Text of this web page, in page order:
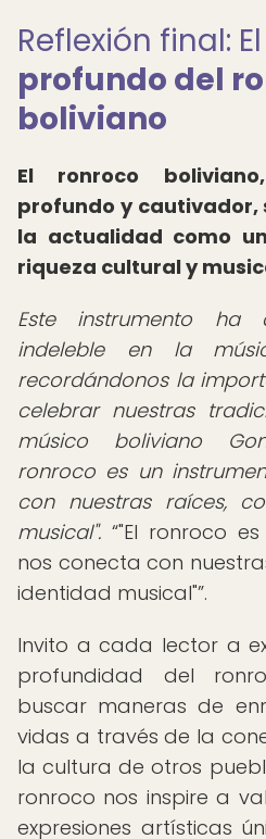
Reflexión final: El
profundo del
boliviano
El ronroco
profundo y cautivador,
la actualidad como
riqueza cultural y
Este instrumento ha
indeleble en la
recordándonos la
celebrar nuestras
músico boliviano
ronroco es un
con nuestras raíces,
musical".
"El ronroco
nos conecta con
identidad musical" .
Invito a cada lector a
profundidad del
buscar maneras de
vidas a través de la
la cultura de otros
ronroco nos inspire a
expresiones artísticas